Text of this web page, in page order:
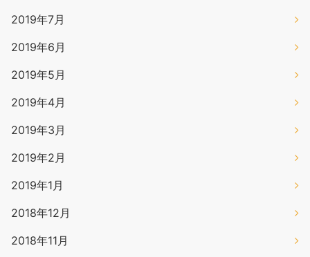
2019年7月
2019年6月
2019年5月
2019年4月
2019年3月
2019年2月
2019年1月
2018年12月
2018年11月